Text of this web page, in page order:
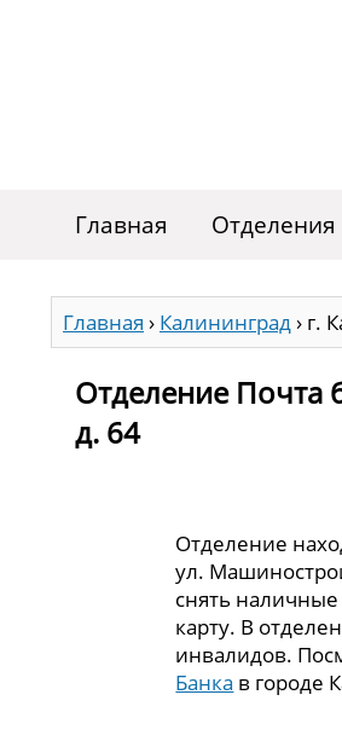
Главная Отделения
Главная › Калининград› г.
Отделение Почта
д. 64
Отделение
ул.
снять
карту. В
инвалидов.
Банка в городе